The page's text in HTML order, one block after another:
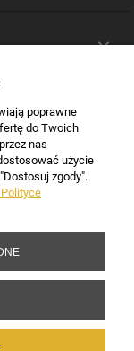
poprawne
do Twoich
nas
użycie
zgody".